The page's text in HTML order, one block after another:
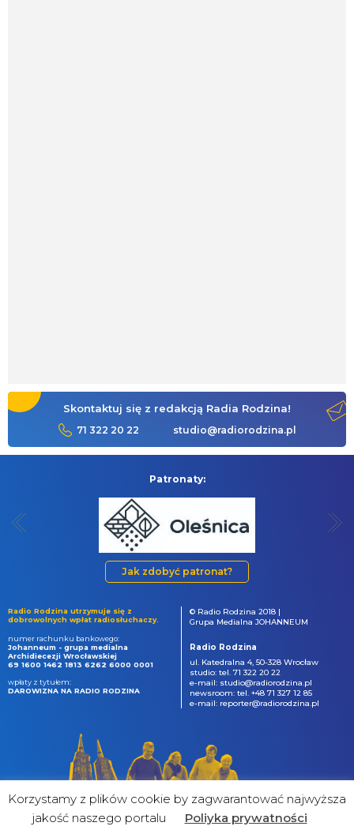
Skontaktuj się z redakcją Radia Rodzina!
71 322 20 22 studio@radiorodzina.pl
Patronaty:
Jak zdobyć patronat?
Radio Rodzina utrzymuje się z
dobrowolnych wpłat radiosłuchaczy.
numer rachunku bankowego:
Johanneum - grupa medialna
Archidiecezji Wrocławskiej
69 1600 1462 1813 6262 6000 0001
wpłaty z tytułem:
DAROWIZNA NA RADIO RODZINA
© Radio Rodzina 2018 |
Grupa Medialna JOHANNEUM
Radio Rodzina
ul. Katedralna 4, 50-328 Wrocław
studio: tel. 71 322 20 22
e-mail: studio@radiorodzina.pl
newsroom: tel. +48 71 327 12 85
e-mail: reporter@radiorodzina.pl
Korzystamy z plików cookie by zagwarantować najwyższa
jakość naszego portalu
Poliyka prywatności